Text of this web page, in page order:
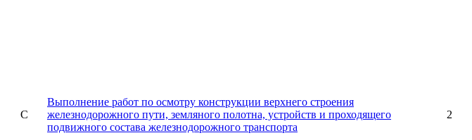
C
Выполнение работ по осмотру конструкции верхнего строения
железнодорожного пути, земляного полотна, устройств и проходящего
подвижного состава железнодорожного транспорта
2